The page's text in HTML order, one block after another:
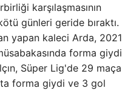
karşılaşmasının
günleri geride bıraktı.
yapan kaleci Arda,
forma
Süper Lig'de 29 maça
forma giydi ve 3 gol